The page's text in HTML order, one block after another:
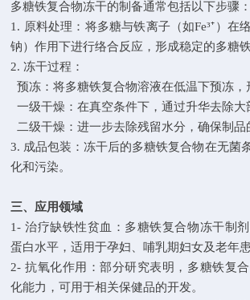
多糖铁复合物冻干的制备通常包括以下步骤：
1. 原料处理：将多糖与铁离子（如Fe³⁺）在
钠）作用下进行络合反应，形成稳定的多糖铁
2. 冻干过程：
预冻：将多糖铁复合物溶液在低温下预冻，
一级干燥：在真空条件下，通过升华去除大
二级干燥：进一步去除残留水分，确保制品
3. 成品包装：冻干后的多糖铁复合物在无菌
化和污染。
三、应用领域
1- 治疗缺铁性贫血：多糖铁复合物冻干制
蛋白水平，适用于孕妇、哺乳期妇女及老年患
2- 抗氧化作用：部分研究表明，多糖铁复
化能力，可用于相关保健品的开发。